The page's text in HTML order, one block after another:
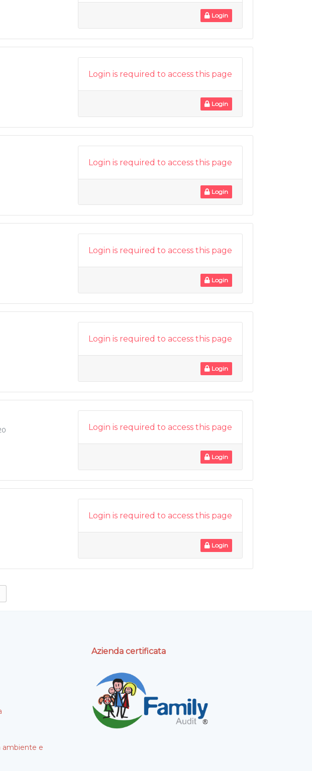
Login
Login is required to access this page
Login
Login is required to access this page
Login
Login is required to access this page
Login
Login is required to access this page
Login
Login is required to access this page
Login
Login is required to access this page
Login
ambiente e
Azienda certificata